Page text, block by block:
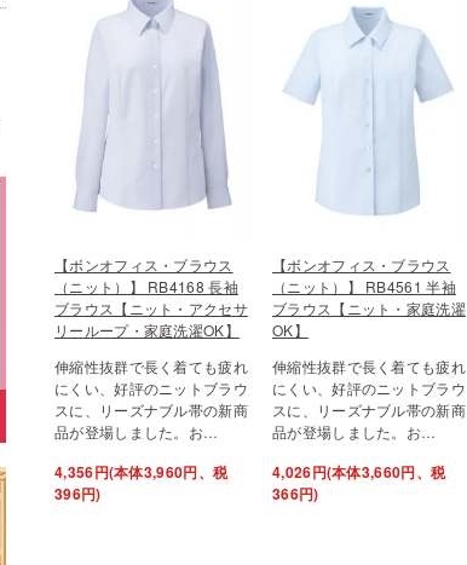
【ボンオフィス・ブラウス
（ニット）】 RB4168 長袖
ブラウス【ニット・アクセサ
リーループ・家庭洗濯OK】
伸縮性抜群で長く着ても疲れ
にくい、好評のニットブラウ
スに、リーズナブル帯の新商
品が登場しました。お…
4,356円(本体3,960円、税
396円)
【ボンオフィス・ブラウス
（ニット）】 RB4561 半袖
ブラウス【ニット・家庭洗濯
OK】
伸縮性抜群で長く着ても疲れ
にくい、好評のニットブラウ
スに、リーズナブル帯の新商
品が登場しました。お…
4,026円(本体3,660円、税
366円)